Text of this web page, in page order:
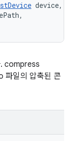
device,
. compress
일의 압축된 콘